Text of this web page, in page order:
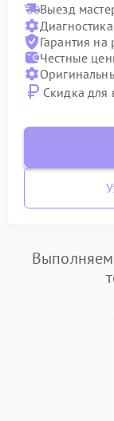
Выезд
Гарантия на
Честные
Скидка для